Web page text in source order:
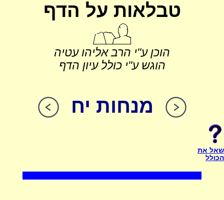
טבלאות על הדף
הוכן ע"י הרב אליהו עטיה
הוגש ע"י כולל עיון הדף
מנחות יח
שאל את
הכולל